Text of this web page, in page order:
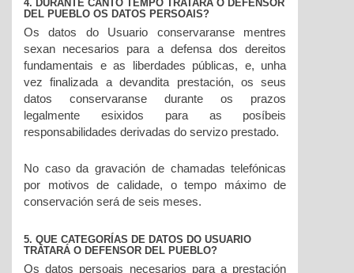
4. DURANTE CANTO TEMPO TRATARÁ O DEFENSOR
DEL PUEBLO OS DATOS PERSOAIS?
Os datos do Usuario conservaranse mentres
sexan necesarios para a defensa dos dereitos
fundamentais e as liberdades públicas, e, unha
vez finalizada a devandita prestación, os seus
datos conservaranse durante os prazos
legalmente esixidos para as posíbeis
responsabilidades derivadas do servizo prestado.
No caso da gravación de chamadas telefónicas
por motivos de calidade, o tempo máximo de
conservación será de seis meses.
5. QUE CATEGORÍAS DE DATOS DO USUARIO
TRATARÁ O DEFENSOR DEL PUEBLO?
Os datos persoais necesarios para a prestación